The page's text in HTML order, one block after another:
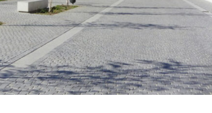
Institucional